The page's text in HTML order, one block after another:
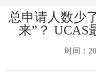
总申请人数少
来”？ UCAS
时间：